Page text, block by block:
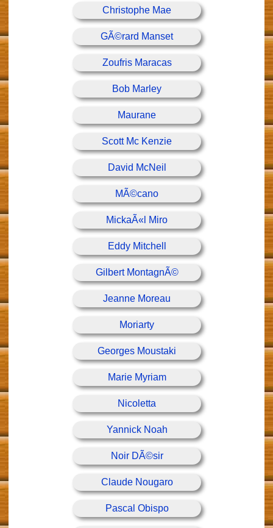
Christophe Mae
GÃ©rard Manset
Zoufris Maracas
Bob Marley
Maurane
Scott Mc Kenzie
David McNeil
MÃ©cano
MickaÃ«l Miro
Eddy Mitchell
Gilbert MontagnÃ©
Jeanne Moreau
Moriarty
Georges Moustaki
Marie Myriam
Nicoletta
Yannick Noah
Noir DÃ©sir
Claude Nougaro
Pascal Obispo